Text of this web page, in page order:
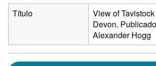
Título
View of
Devon.
Alexander Hogg